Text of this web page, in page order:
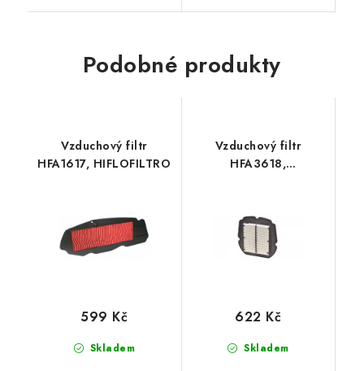
Podobné produkty
Vzduchový filtr
HFA1617, HIFLOFILTRO
Skladem
599 Kč
Vzduchový filtr
HFA3618,
Skladem
622 Kč